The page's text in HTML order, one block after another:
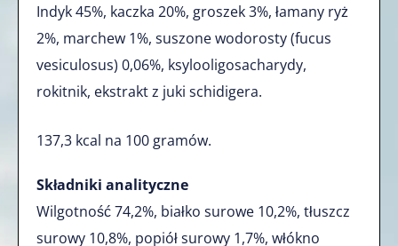
Indyk 45%, kaczka 20%, groszek 3%, łamany ryż
2%, marchew 1%, suszone wodorosty (fucus
vesiculosus) 0,06%, ksylooligosacharydy,
rokitnik, ekstrakt z juki schidigera.
137,3 kcal na 100 gramów.
Składniki analityczne
Wilgotność 74,2%, białko surowe 10,2%, tłuszcz
surowy 10,8%, popiół surowy 1,7%, włókno